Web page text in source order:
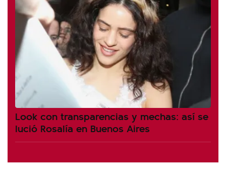
Look con transparencias y mechas: así se
lució Rosalía en Buenos Aires